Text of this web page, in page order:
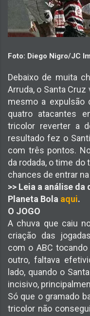
Foto: Diego Nigro/JC
Debaixo de muita
Arruda, o Santa
mesmo a expulsão
quatro atacantes
tricolor reverter a
resultado fez o
com três pontos.
da rodada, o time
chances de entrar
>> Leia a análise
Planeta Bola aqui.
O JOGO
A chuva que caiu
criação das
com o ABC
outro, faltava
lado, quando o
incisivo,
Só que o gramado
tricolor não